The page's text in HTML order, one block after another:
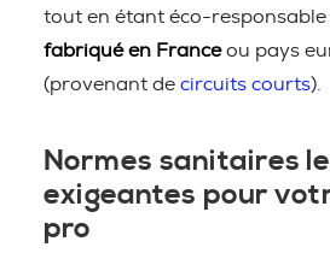
tout en étant éco-responsable
fabriqué en Franceou pays
(provenant de circuits courts).
Normes sanitaires
exigeantes pour
pro